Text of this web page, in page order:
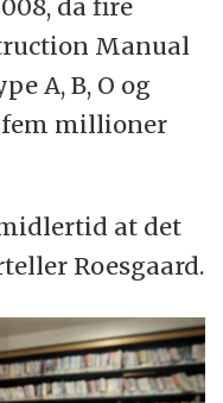
da fire
Manual
A, B, O og
fem millioner
at det
Roesgaard.